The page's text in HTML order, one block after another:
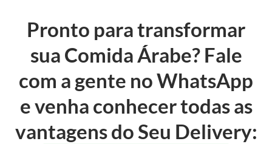
Pronto para transformar
sua Comida Árabe? Fale
com a gente no WhatsApp
e venha conhecer todas as
vantagens do Seu Delivery: